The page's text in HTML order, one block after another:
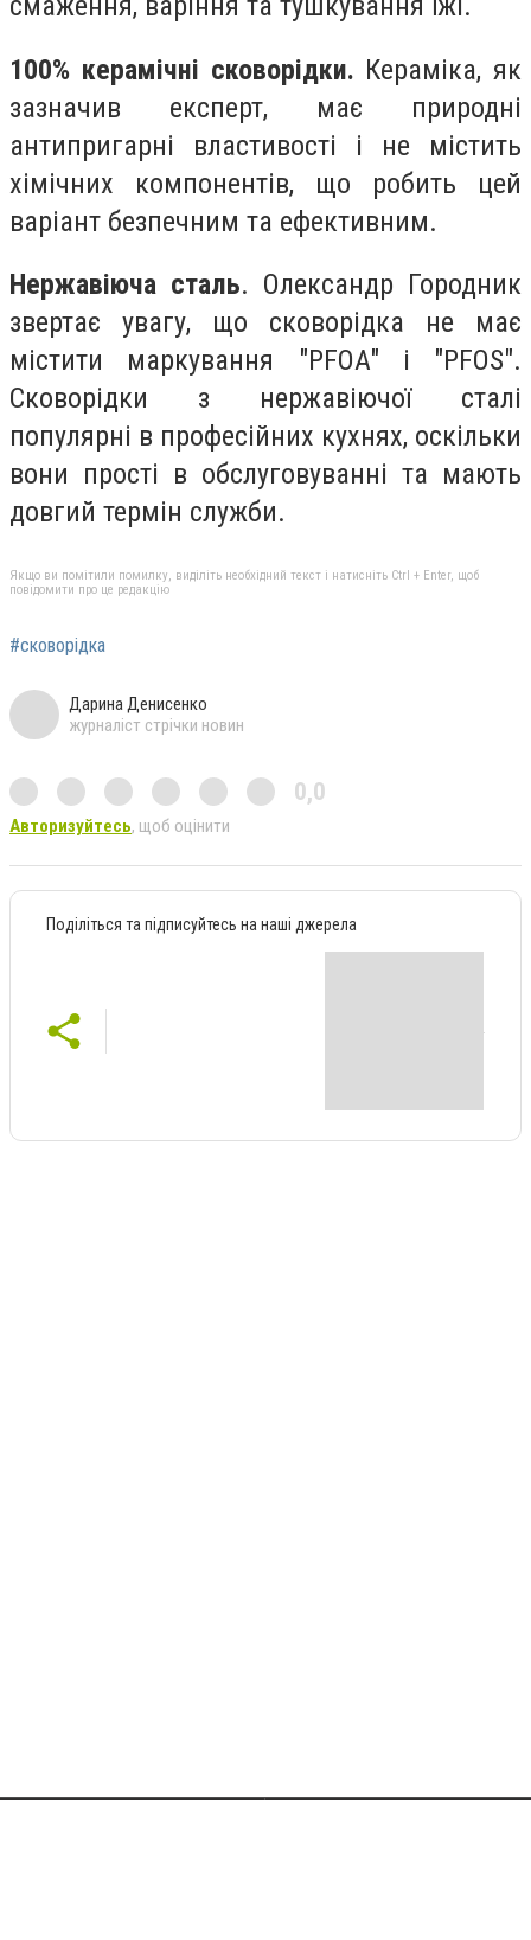
100% керамічні сковорідки. Кераміка, як
зазначив експерт, має природні
антипригарні властивості і не містить
хімічних компонентів, що робить цей
варіант безпечним та ефективним.
Нержавіюча сталь. Олександр Городник
звертає увагу, що сковорідка не має
містити маркування "PFOA" і "PFOS".
Сковорідки з нержавіючої сталі
популярні в професійних кухнях, оскільки
вони прості в обслуговуванні та мають
довгий термін служби.
Якщо ви помітили помилку, виділіть необхідний текст і натисніть Ctrl + Enter, щоб
повідомити про це редакцію
#сковорідка
Дарина Денисенко
журналіст стрічки новин
0,0
Авторизуйтесь, щоб оцінити
Поділіться та підписуйтесь на наші джерела